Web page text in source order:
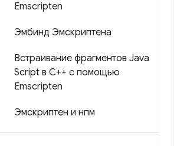
Emscripten
Эмбинд Эмскриптена
Встраивание фрагментов Java
Script в C++ с помощью
Emscripten
Эмскриптен и нпм